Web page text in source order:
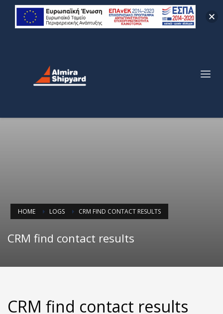
HOME LOGS CRM FIND CONTACT RESULTS
CRM find contact results
CRM find contact results